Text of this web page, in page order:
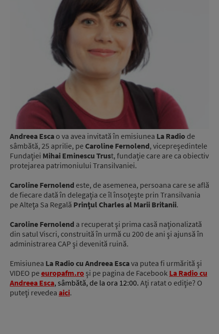
Andreea Esca o va avea invitată în emisiunea La Radio de
sâmbătă, 25 aprilie, pe Caroline Fernolend, vicepreşedintele
Fundaţiei Mihai Eminescu Trust, fundaţie care are ca obiectiv
protejarea patrimoniului Transilvaniei.
Caroline Fernolend este, de asemenea, persoana care se află
de fiecare dată în delegaţia ce îl însoţeşte prin Transilvania
pe Alteţa Sa Regală Prinţul Charles al Marii Britanii.
Caroline Fernolend a recuperat şi prima casă naţionalizată
din satul Viscri, construită în urmă cu 200 de ani şi ajunsă în
administrarea CAP şi devenită ruină.
Emisiunea La Radio cu Andreea Escava putea fi urmărită şi
VIDEO peeuropafm.ro şi pe pagina de Facebook La Radio cu
Andreea Esca, sâmbătă, de la ora 12:00. Aţi ratat o ediţie? O
puteţi revedea aici.